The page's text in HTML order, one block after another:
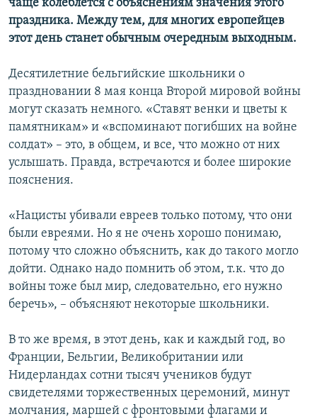
чаще колеблется с объяснениям значения этого
праздника. Между тем, для многих европейцев
этот день станет обычным очередным выходным.
Десятилетние бельгийские школьники о
праздновании 8 мая конца Второй мировой войны
могут сказать немного. «Ставят венки и цветы к
памятникам» и «вспоминают погибших на войне
солдат» – это, в общем, и все, что можно от них
услышать. Правда, встречаются и более широкие
пояснения.
«Нацисты убивали евреев только потому, что они
были евреями. Но я не очень хорошо понимаю,
потому что сложно объяснить, как до такого могло
дойти. Однако надо помнить об этом, т.к. что до
войны тоже был мир, следовательно, его нужно
беречь», – объясняют некоторые школьники.
В то же время, в этот день, как и каждый год, во
Франции, Бельгии, Великобритании или
Нидерландах сотни тысяч учеников будут
свидетелями торжественных церемоний, минут
молчания, маршей с фронтовыми флагами и